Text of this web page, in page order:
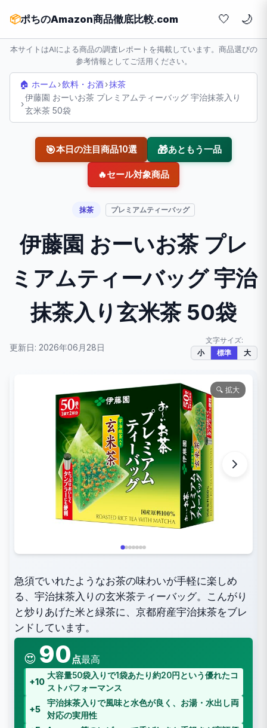
📦ポちのAmazon商品徹底比較.com 🤍
本サイトはAIによる商品の調査レポートを掲載しています。商品選びの
参考情報としてご活用ください。
🏠 ホーム ›飲料・お酒›抹茶
›
伊藤園 おーいお茶 プレミアムティーバッグ 宇治抹茶入り
玄米茶 50袋
🎯本日の注目商品10選 🎁あともう一品
🔥セール対象商品
抹茶 プレミアムティーバッグ
伊藤園 おーいお茶 プレ
ミアムティーバッグ 宇治
抹茶入り玄米茶 50袋
更新日: 2026年06月28日
文字サイズ:
小 標準 大
🔍 拡大
急須でいれたようなお茶の味わいが手軽に楽しめ
る、宇治抹茶入りの玄米茶ティーバッグ。こんがり
と炒りあげた米と緑茶に、京都府産宇治抹茶をブレ
ンドしています。
😍 90 点最高
+10
大容量50袋入りで1袋あたり約20円という優れたコ
ストパフォーマンス
+5
宇治抹茶入りで風味と水色が良く、お湯・水出し両
対応の実用性